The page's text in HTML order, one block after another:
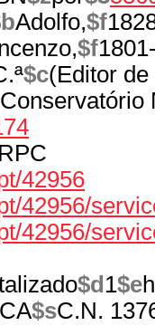
Adolfo,$f
$f
$c(Editor
Conservatório
RPC
42956
42956/
42956/
$d 1$e
$sC.N.